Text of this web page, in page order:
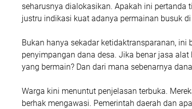
seharusnya dialokasikan. Apakah ini pertanda
justru indikasi kuat adanya permainan busuk
Bukan hanya sekadar ketidaktransparanan, ini
penyimpangan dana desa. Jika benar jasa
yang bermain? Dan dari mana sebenarnya
Warga kini menuntut penjelasan terbuka.
berhak mengawasi. Pemerintah daerah dan